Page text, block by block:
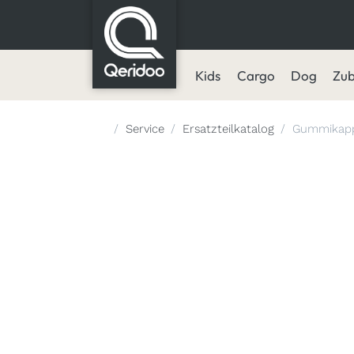
Kids Cargo Dog
Startseite
Service Ersatzteilkatalog